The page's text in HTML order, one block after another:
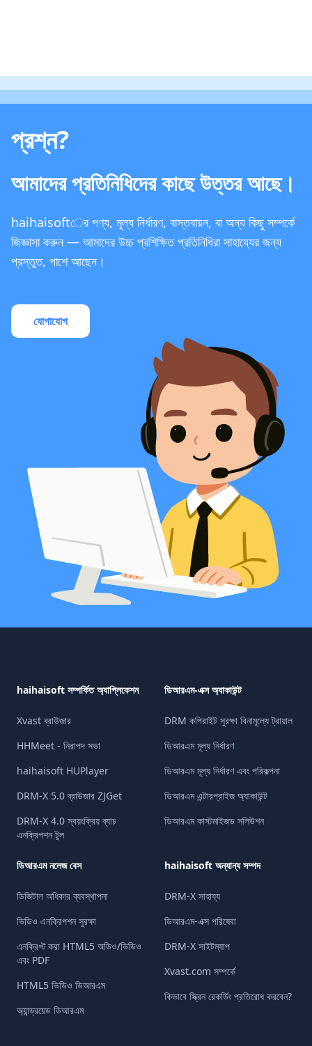
প্রশ্ন?
আমাদের প্রতিনিধিদের কাছে উত্তর আছে।
haihaisoftের পণ্য, মূল্য নির্ধারণ, বাস্তবায়ন, বা অন্য কিছু সম্পর্কে
জিজ্ঞাসা করুন — আমাদের উচ্চ প্রশিক্ষিত প্রতিনিধিরা সাহায্যের জন্য
প্রস্তুত, পাশে আছেন।
যোগাযোগ
haihaisoft সম্পর্কিত অ্যাপ্লিকেশন
Xvast ব্রাউজার
HHMeet - নিরাপদ সভা
haihaisoft HUPlayer
DRM-X 5.0 ব্রাউজার ZJGet
DRM-X 4.0 স্বয়ংক্রিয় ব্যাচ
এনক্রিপশন টুল
ডিআরএম-এক্স অ্যাকাউন্ট
DRM কপিরাইট সুরক্ষা বিনামূল্যে ট্রায়াল
ডিআরএম মূল্য নির্ধারণ
ডিআরএম মূল্য নির্ধারণ এবং পরিকল্পনা
ডিআরএম এন্টারপ্রাইজ অ্যাকাউন্ট
ডিআরএম কাস্টমাইজড সলিউশন
ডিআরএম নলেজ বেস
ডিজিটাল অধিকার ব্যবস্থাপনা
ভিডিও এনক্রিপশন সুরক্ষা
এনক্রিপ্ট করা HTML5 অডিও/ভিডিও
এবং PDF
HTML5 ভিডিও ডিআরএম
অ্যান্ড্রয়েড ডিআরএম
haihaisoft অন্যান্য সম্পদ
DRM-X সাহায্য
ডিআরএম-এক্স পরিষেবা
DRM-X সাইটম্যাপ
Xvast.com সম্পর্কে
কিভাবে স্ক্রিন রেকর্ডিং প্রতিরোধ করবেন?